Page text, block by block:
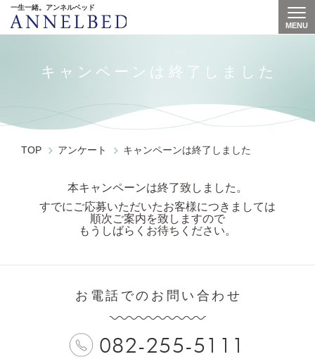
一生一緒。アンネルベッド
MENU
キャンペーンは終了しました
TOP アンケート キャンペーンは終了しました
本キャンペーンは終了致しました。
すでにご応募いただいたお客様につきましては
順次ご案内を致しますので
もうしばらくお待ちください。
お電話でのお問い合わせ
082-255-5111